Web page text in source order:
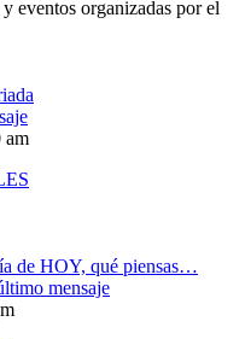
eventos organizadas por el
am
de HOY, qué piensas…
mensaje